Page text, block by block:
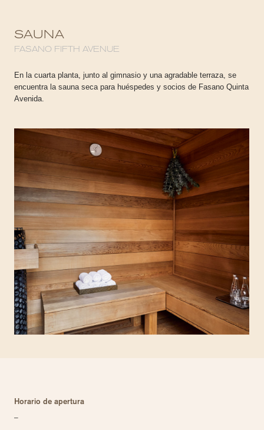
SAUNA
FASANO FIFTH AVENUE
En la cuarta planta, junto al gimnasio y una agradable terraza, se
encuentra la sauna seca para huéspedes y socios de Fasano Quinta
Avenida.
Horario de apertura
–